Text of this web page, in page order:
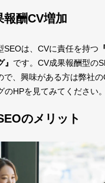
報酬CV増加
SEOは、CVに責任を持つ
です。CV成果報酬型の
で、興味がある方は弊社
HPを見てみてください。
のメリット